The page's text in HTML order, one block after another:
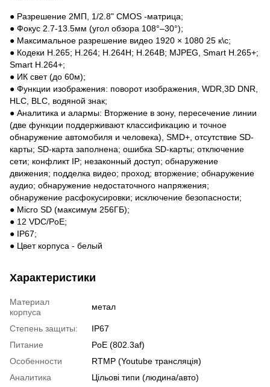
● Разрешение 2МП, 1/2.8" CMOS -матрица;
● Фокус 2.7-13.5мм (угол обзора 108°–30°);
● Максимальное разрешение видео 1920 × 1080 25 к\с;
● Кодеки H.265; H.264; H.264H; H.264B; MJPEG, Smart H.265+;
Smart H.264+;
● ИК свет (до 60м);
● Функции изображения: поворот изображения, WDR,3D DNR,
HLC, BLC, водяной знак;
● Аналитика и алармы: Вторжение в зону, пересечение линии
(две функции поддерживают классификацию и точное
обнаружение автомобиля и человека), SMD+, отсутствие SD-
карты; SD-карта заполнена; ошибка SD-карты; отключение
сети; конфликт IP; незаконный доступ; обнаружение
движения; подделка видео; проход; вторжение; обнаружение
аудио; обнаружение недостаточного напряжения;
обнаружение расфокусировки; исключение безопасности;
● Micro SD (максимум 256ГБ);
● 12 VDC/PoE;
● IP67;
● Цвет корпуса - белый
Характеристики
Материал
корпуса
метал
Степень защиты:
IP67
Питание
PoE (802.3af)
Особенности
RTMP (Youtube трансляція)
Аналитика
Цільові типи (людина/авто)